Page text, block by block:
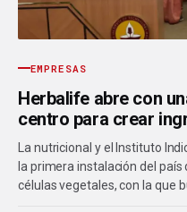
EMPRESAS
Herbalife abre con
centro para crear
La nutricional y el Instituto
la primera instalación del
células vegetales, con la que